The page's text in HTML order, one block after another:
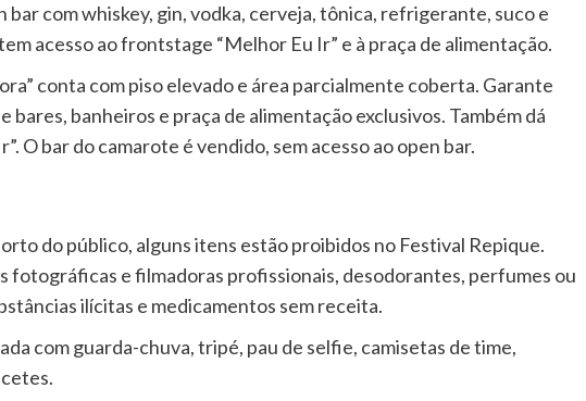
bar com whiskey, gin, vodka, cerveja, tônica, refrigerante, suco e
acesso ao frontstage “Melhor Eu Ir” e à praça de alimentação.
conta com piso elevado e área parcialmente coberta. Garante
bares, banheiros e praça de alimentação exclusivos. Também dá
O bar do camarote é vendido, sem acesso ao open bar.
do público, alguns itens estão proibidos no Festival Repique.
fotográficas e filmadoras profissionais, desodorantes, perfumes ou
ilícitas e medicamentos sem receita.
com guarda-chuva, tripé, pau de selfie, camisetas de time,